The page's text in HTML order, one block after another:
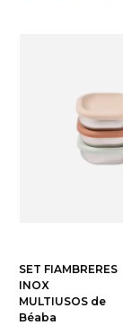
SET FIAMBRERES
INOX
MULTIUSOS de
Béaba